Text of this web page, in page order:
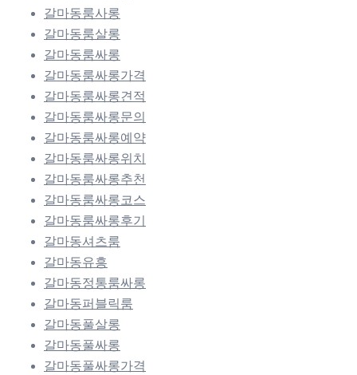
갈마동룸사롱
갈마동룸살롱
갈마동룸싸롱
갈마동룸싸롱가격
갈마동룸싸롱견적
갈마동룸싸롱문의
갈마동룸싸롱예약
갈마동룸싸롱위치
갈마동룸싸롱추천
갈마동룸싸롱코스
갈마동룸싸롱후기
갈마동셔츠룸
갈마동유흥
갈마동정통룸싸롱
갈마동퍼블릭룸
갈마동풀살롱
갈마동풀싸롱
갈마동풀싸롱가격